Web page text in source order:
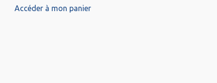
Accéder à mon panier